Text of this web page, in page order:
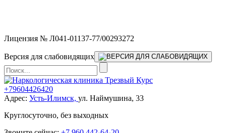
Лицензия № Л041-01137-77/00293272
Версия для слабовидящих
+79604426420
Адрес: Усть-Илимск, ул. Наймушина, 33
Круглосуточно, без выходных